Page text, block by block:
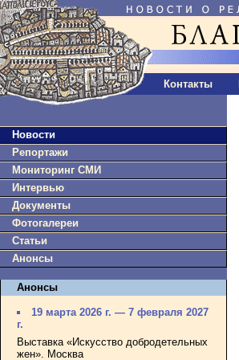
Контакты
Новости
Репортажи
Мониторинг СМИ
Интервью
Документы
Фотогалереи
Статьи
Анонсы
Анонсы
19 марта 2026 г. — 7 февраля 2027
г.
Выставка «Искусство добродетельных
жен». Москва